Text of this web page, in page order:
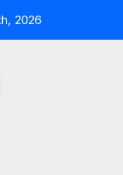
con deporte,
2026